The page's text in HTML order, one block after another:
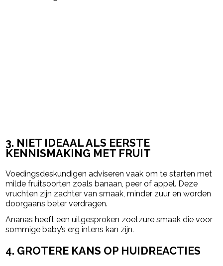
3. NIET IDEAAL ALS EERSTE
KENNISMAKING MET FRUIT
Voedingsdeskundigen adviseren vaak om te starten met
milde fruitsoorten zoals banaan, peer of appel. Deze
vruchten zijn zachter van smaak, minder zuur en worden
doorgaans beter verdragen.
Ananas heeft een uitgesproken zoetzure smaak die voor
sommige baby’s erg intens kan zijn.
4. GROTERE KANS OP HUIDREACTIES